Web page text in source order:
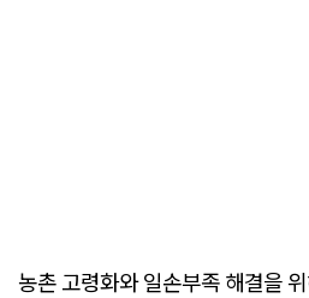
농촌 고령화와 일손부족 해결을